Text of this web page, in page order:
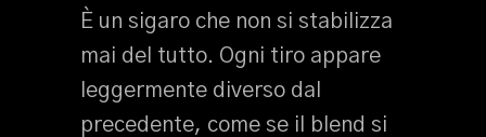
È un sigaro che non si stabilizza
mai del tutto. Ogni tiro appare
leggermente diverso dal
precedente, come se il blend si